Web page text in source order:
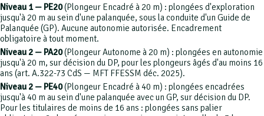
Niveau 1 — PE20(Plongeur Encadré à 20 m) : plongées d'exploration
jusqu'à 20 m au sein d'une palanquée, sous la conduite d'un Guide de
Palanquée (GP). Aucune autonomie autorisée. Encadrement
obligatoire à tout moment.
Niveau 2 — PA20(Plongeur Autonome à 20 m) : plongées en autonomie
jusqu'à 20 m, sur décision du DP, pour les plongeurs âgés d'au moins 16
ans (art. A.322-73 CdS — MFT FFESSM déc. 2025).
Niveau 2 — PE40(Plongeur Encadré à 40 m) : plongées encadrées
jusqu'à 40 m au sein d'une palanquée avec un GP, sur décision du DP.
Pour les titulaires de moins de 16 ans : plongées sans palier